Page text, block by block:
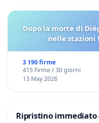
Dopo la morte di
nelle stazioni
3 190 firme
415 Firme / 30 giorni
13 May 2026
Ripristino immediato